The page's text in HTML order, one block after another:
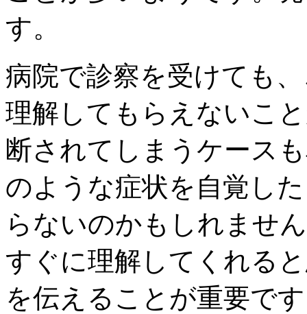
す。
病院で診察を受けても
理解してもらえないこ
断されてしまうケース
のような症状を自覚し
らないのかもしれませ
すぐに理解してくれる
を伝えることが重要で